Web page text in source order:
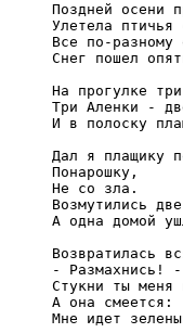
Поздней осени
Улетела птичья
Все по-разному
Снег пошел
На прогулке
Три Аленки -
И в полоску
Дал я плащику
     Понарошку,
     Не со зла.
Возмутились
А одна домой
Возвратилась
- Размахнись!
Стукни ты меня
А она смеется:
Мне идет